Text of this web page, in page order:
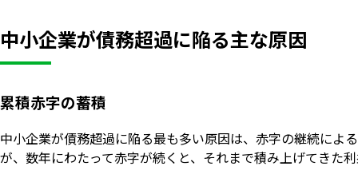
中小企業が債務超過に陥る主な原因
累積赤字の蓄積
中小企業が債務超過に陥る最も多い原因は、赤字の継続によ
が、数年にわたって赤字が続くと、それまで積み上げてきた